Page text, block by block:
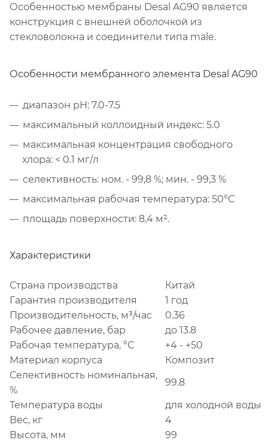
Особенностью мембраны Desal AG90 является
конструкция с внешней оболочкой из
стекловолокна и соединители типа male.
Особенности мембранного элемента Desal AG90
диапазон рН: 7.0-7.5
максимальный коллоидный индекс: 5.0
максимальная концентрация свободного
хлора: < 0.1 мг/л
селективность: ном. - 99,8 %; мин. - 99,3 %
максимальная рабочая температура: 50°С
площадь поверхности: 8,4 м².
Характеристики
Страна производства
Китай
Гарантия производителя
1 год
Производительность, м³/час
0.36
Рабочее давление, бар
до 13.8
Рабочая температура, °С
+4 - +50
Материал корпуса
Композит
Селективность номинальная,
%
99.8
Температура воды
для холодной воды
Вес, кг
4
Высота, мм
99